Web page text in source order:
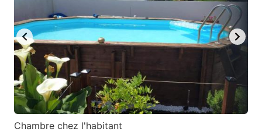
Chambre chez l'habitant